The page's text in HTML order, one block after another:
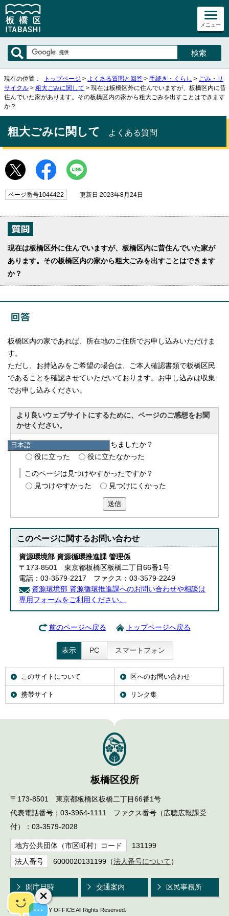
メニュー
日本語
日本語
한국어
简体中文
現在の位置： トップページ > よくある質問と回答 > 手続き・くらし > ごみ・リ
サイクル > 粗大ごみに関して > 現在は板橋区外に住んでいますが、板橋区内に昔
住んでいた家があります。その板橋区内の家から粗大ごみを出すことはできます
か？
粗大ごみに関して よくある質問
ページ番号1044422 更新日 2023年8月24日
現在は板橋区外に住んでいますが、板橋区内に昔住んでいた家が
あります。その板橋区内の家から粗大ごみを出すことはできます
か？
板橋区内の家であれば、所在地のご住所でお申し込みいただけま
す。
ただし、お持込みをご希望の場合は、ご本人確認書類で板橋区民
であることを確認させていただいております。お申し込みは収集
でお申し込みください。
より良いウェブサイトにするために、ページのご感想をお聞
かせください。
このページの情報は役に立ちましたか？
役に立った
役に立たなかった
このページは見つけやすかったですか？
見つけやすかった
見つけにくかった
送信
このページに関するお問い合わせ
資源環境部 資源循環推進課 管理係
〒173-8501 東京都板橋区板橋二丁目66番1号
電話：03-3579-2217 ファクス：03-3579-2249
資源環境部 資源循環推進課へのお問い合わせや相談は
専用フォームをご利用ください。
前のページへ戻る トップページへ戻る
表示 PC スマートフォン
このサイトについて 区へのお問い合わせ
携帯サイト リンク集
板橋区役所
〒173-8501 東京都板橋区板橋二丁目66番1号
代表電話番号：03-3964-1111 ファクス番号（広聴広報課受
付）：03-3579-2028
地方公共団体（市区町村）コード 131199
法人番号 6000020131199（法人番号について ）
開庁日時 交通案内 区民事務所
© ITABASHI CITY OFFICE All Rights Reserved.